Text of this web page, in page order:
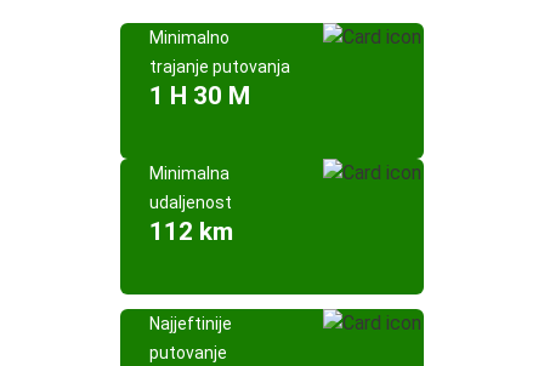
Minimalno
trajanje putovanja
1 H 30 M
Minimalna
udaljenost
112 km
Najjeftinije
putovanje